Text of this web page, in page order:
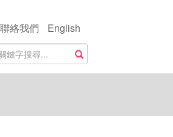
聯絡我們
English
搜尋